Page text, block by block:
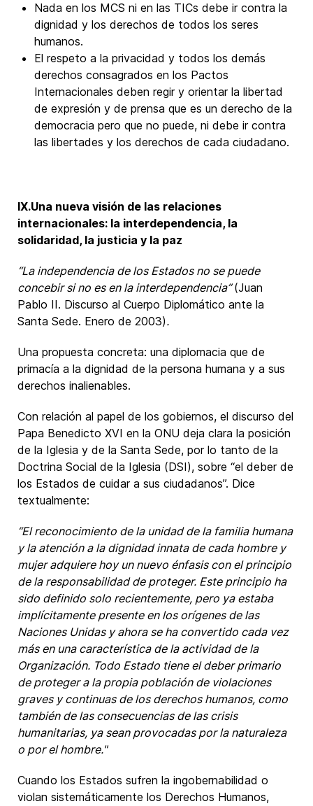
Nada en los MCS ni en las TICs debe ir contra la
dignidad y los derechos de todos los seres
humanos.
El respeto a la privacidad y todos los demás
derechos consagrados en los Pactos
Internacionales deben regir y orientar la libertad
de expresión y de prensa que es un derecho de la
democracia pero que no puede, ni debe ir contra
las libertades y los derechos de cada ciudadano.
IX.Una nueva visión de las relaciones
internacionales: la interdependencia, la
solidaridad, la justicia y la paz
“La independencia de los Estados no se puede
concebir si no es en la interdependencia”(Juan
Pablo II. Discurso al Cuerpo Diplomático ante la
Santa Sede. Enero de 2003).
Una propuesta concreta: una diplomacia que de
primacía a la dignidad de la persona humana y a sus
derechos inalienables.
Con relación al papel de los gobiernos, el discurso del
Papa Benedicto XVI en la ONU deja clara la posición
de la Iglesia y de la Santa Sede, por lo tanto de la
Doctrina Social de la Iglesia (DSI), sobre “el deber de
los Estados de cuidar a sus ciudadanos”. Dice
textualmente:
“El reconocimiento de la unidad de la familia humana
y la atención a la dignidad innata de cada hombre y
mujer adquiere hoy un nuevo énfasis con el principio
de la responsabilidad de proteger. Este principio ha
sido definido solo recientemente, pero ya estaba
implícitamente presente en los orígenes de las
Naciones Unidas y ahora se ha convertido cada vez
más en una característica de la actividad de la
Organización. Todo Estado tiene el deber primario
de proteger a la propia población de violaciones
graves y continuas de los derechos humanos, como
también de las consecuencias de las crisis
humanitarias, ya sean provocadas por la naturaleza
o por el hombre."
Cuando los Estados sufren la ingobernabilidad o
violan sistemáticamente los Derechos Humanos,